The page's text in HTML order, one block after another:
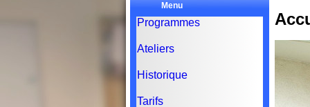
Menu
Programmes
Ateliers
Historique
Tarifs